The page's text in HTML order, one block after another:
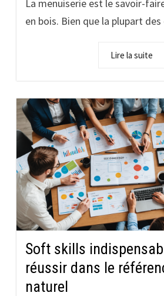
La menuiserie est le savoir-
en bois. Bien que la plupart des
Lire la suite
Soft skills
réussir dans le
naturel